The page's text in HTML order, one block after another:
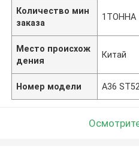
Количество мин
заказа
1ТОННА
Место происхож
дения
Китай
Номер модели A36